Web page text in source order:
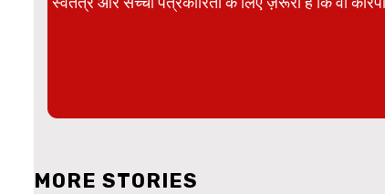
MORE STORIES